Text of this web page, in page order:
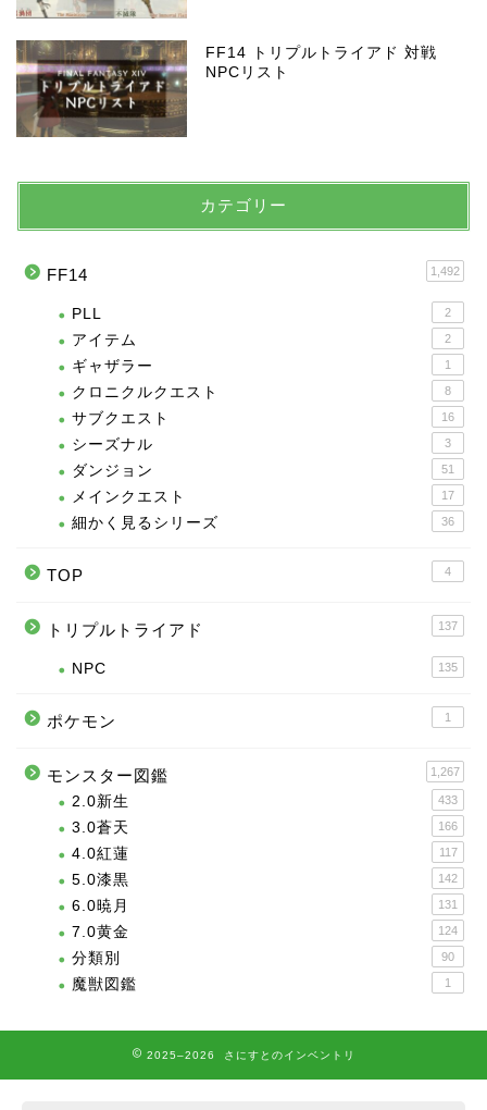
FF14 トリプルトライアド 対戦
NPCリスト
カテゴリー
FF14 1,492
PLL 2
アイテム 2
ギャザラー 1
クロニクルクエスト 8
サブクエスト 16
シーズナル 3
ダンジョン 51
メインクエスト 17
細かく見るシリーズ 36
TOP 4
トリプルトライアド 137
NPC 135
ポケモン 1
モンスター図鑑 1,267
2.0新生 433
3.0蒼天 166
4.0紅蓮 117
5.0漆黒 142
6.0暁月 131
7.0黄金 124
分類別 90
魔獣図鑑 1
2025–2026 さにすとのインベントリ